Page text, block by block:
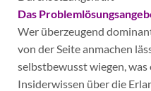
Das
Wer überzeugend
von der Seite anmachen
selbstbewusst wiegen, was
Insiderwissen über die